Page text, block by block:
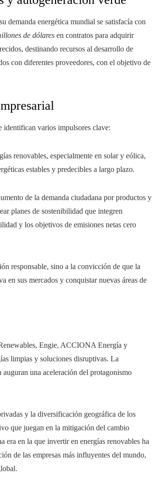
demanda energética mundial se satisfacía con
de dólares en contratos para adquirir
destinando recursos al desarrollo de
con diferentes proveedores, con el objetivo de
identifican varios impulsores clave:
renovables, especialmente en solar y eólica,
estables y predecibles a largo plazo.
de la demanda ciudadana por productos y
planes de sostenibilidad que integren
y los objetivos de emisiones netas cero
responsable, sino a la convicción de que la
en sus mercados y conquistar nuevas áreas de
Engie, ACCIONA Energía y
limpias y soluciones disruptivas. La
una aceleración del protagonismo
y la diversificación geográfica de los
que juegan en la mitigación del cambio
era en la que invertir en energías renovables ha
de las empresas más influyentes del mundo,